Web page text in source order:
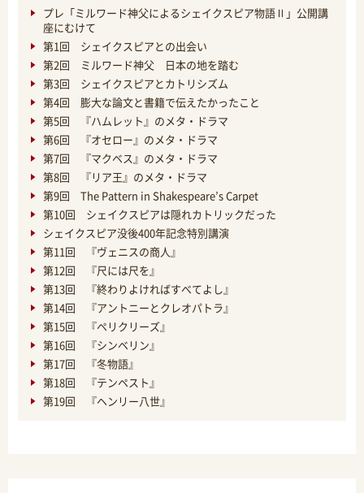
プレ「ミルワード神父によるシェイクスピア物語Ⅱ」公開講
座にむけて
第1回 シェイクスピアとの出会い
第2回 ミルワード神父 日本の地を踏む
第3回 シェイクスピアとカトリシズム
第4回 膨大な論文と書籍で伝えたかったこと
第5回 『ハムレット』のメタ・ドラマ
第6回 『オセロー』のメタ・ドラマ
第7回 『マクベス』のメタ・ドラマ
第8回 『リア王』のメタ・ドラマ
第9回 The Pattern in Shakespeare’s Carpet
第10回 シェイクスピアは隠れカトリックだった
シェイクスピア没後400年記念特別講演
第11回 『ヴェニスの商人』
第12回 『尺には尺を』
第13回 『終わりよければすべてよし』
第14回 『アントニーとクレオパトラ』
第15回 『ペリクリーズ』
第16回 『シンベリン』
第17回 『冬物語』
第18回 『テンペスト』
第19回 『ヘンリー八世』